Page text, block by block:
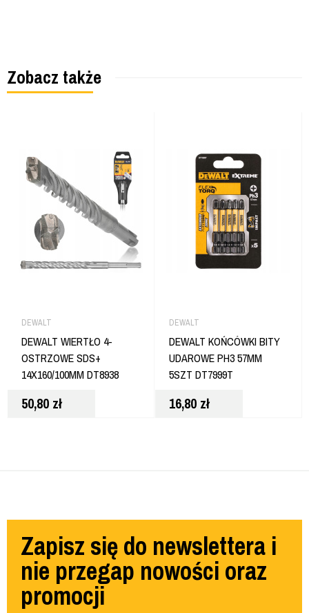
Zobacz także
DEWALT
DEWALT WIERTŁO 4-
OSTRZOWE SDS+
14X160/100MM DT8938
50,80 zł
DEWALT
DEWALT KOŃCÓWKI BITY
UDAROWE PH3 57MM
5SZT DT7999T
16,80 zł
Zapisz się do newslettera i
nie przegap nowości oraz
promocji